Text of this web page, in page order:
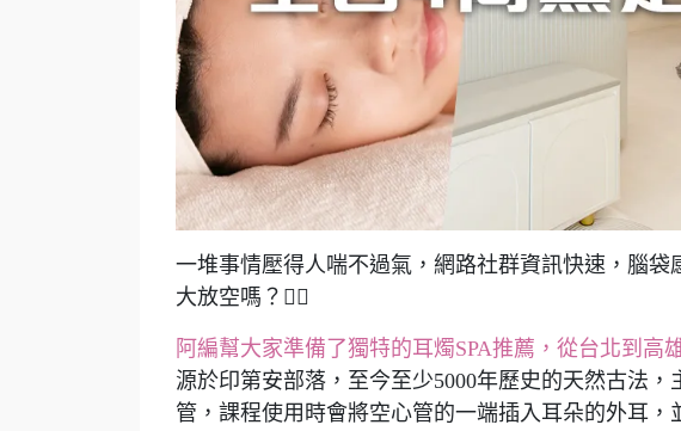
一堆事情壓得人喘不過氣，網路社群資訊快速，腦
大放空嗎？😮‍💨
阿編幫大家準備了獨特的耳燭SPA推薦，從台北到高
源於印第安部落，至今至少5000年歷史的天然古法
管，課程使用時會將空心管的一端插入耳朵的外耳